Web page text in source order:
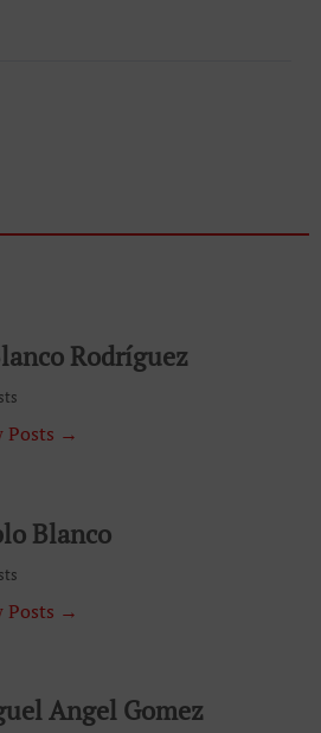
Rodríguez
Posts →
Blanco
Posts →
Angel Gomez